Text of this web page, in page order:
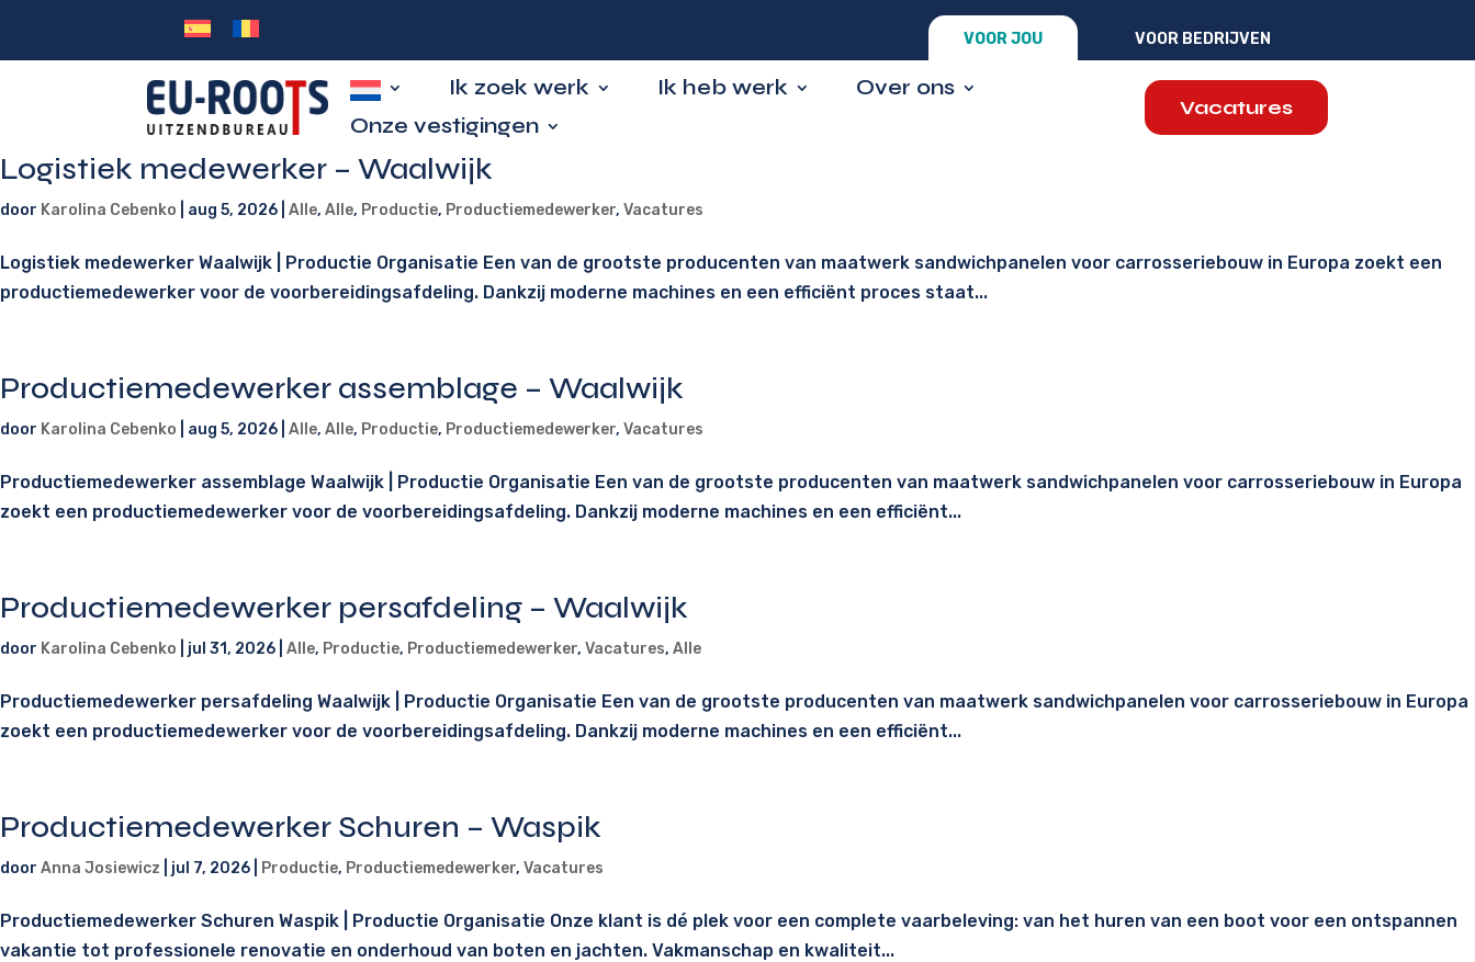
VOOR JOU VOOR BEDRIJVEN
Ik zoek werk Ik heb werk
Over ons
Onze vestigingen
Vacatures
Logistiek medewerker – Waalwijk
door Karolina Cebenko aug 5, 2026 Alle, Alle, Productie, Productiemedewerker, Vacatures
Logistiek medewerker Waalwijk | Productie Organisatie Een van de grootste producenten van maatwerk sandwichpanelen voor carrosseriebouw in Europa zoekt een
productiemedewerker voor de voorbereidingsafdeling. Dankzij moderne machines en een efficiënt proces staat...
Productiemedewerker assemblage – Waalwijk
door Karolina Cebenko aug 5, 2026 Alle, Alle, Productie, Productiemedewerker, Vacatures
Productiemedewerker assemblage Waalwijk | Productie Organisatie Een van de grootste producenten van maatwerk sandwichpanelen voor carrosseriebouw in Europa
zoekt een productiemedewerker voor de voorbereidingsafdeling. Dankzij moderne machines en een efficiënt...
Productiemedewerker persafdeling – Waalwijk
door Karolina Cebenko jul 31, 2026 Alle, Productie, Productiemedewerker, Vacatures, Alle
Productiemedewerker persafdeling Waalwijk | Productie Organisatie Een van de grootste producenten van maatwerk sandwichpanelen voor carrosseriebouw in Europa
zoekt een productiemedewerker voor de voorbereidingsafdeling. Dankzij moderne machines en een efficiënt...
Productiemedewerker Schuren – Waspik
door Anna Josiewicz jul 7, 2026 Productie, Productiemedewerker, Vacatures
Productiemedewerker Schuren Waspik | Productie Organisatie Onze klant is dé plek voor een complete vaarbeleving: van het huren van een boot voor een ontspannen
vakantie tot professionele renovatie en onderhoud van boten en jachten. Vakmanschap en kwaliteit...